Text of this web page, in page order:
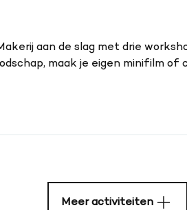
aan de slag met drie
maak je eigen minifilm of
Meer activiteiten